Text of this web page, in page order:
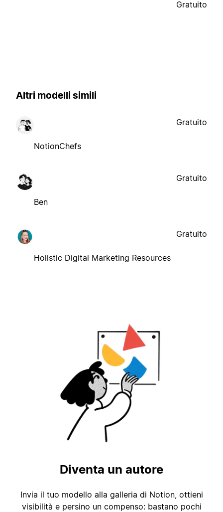
Gratuito
Altri modelli simili
NotionChefs
Gratuito
Ben
Gratuito
Holistic Digital Marketing Resources
Gratuito
Diventa un autore
Invia il tuo modello alla galleria di Notion, ottieni
visibilità e persino un compenso: bastano pochi